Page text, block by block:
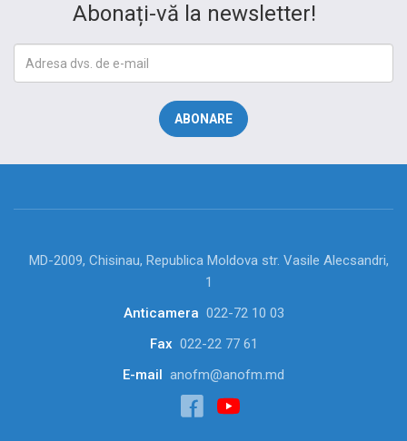
Abonați-vă la newsletter!
MD-2009, Chisinau, Republica Moldova str. Vasile Alecsandri,
1
Anticamera 022-72 10 03
Fax 022-22 77 61
E-mail anofm@anofm.md